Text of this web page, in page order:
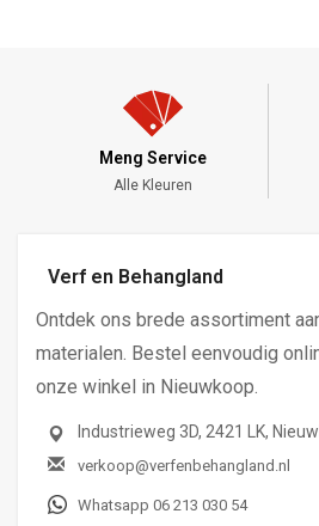
Meng Service
Alle Kleuren
Verf en Behangland
Ontdek ons brede assortiment
materialen. Bestel eenvoudig
onze winkel in Nieuwkoop.
Industrieweg 3D, 2421 LK,
verkoop@verfenbehangland.nl
Whatsapp 06 213 030 54